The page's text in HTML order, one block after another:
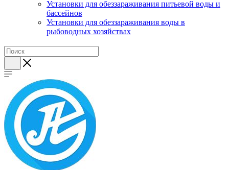
Установки для обеззараживания питьевой воды и
бассейнов
Установки для обеззараживания воды в
рыбоводных хозяйствах